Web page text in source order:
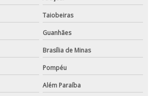
Taiobeiras
Guanhães
Brasília de Minas
Pompéu
Além Paraíba